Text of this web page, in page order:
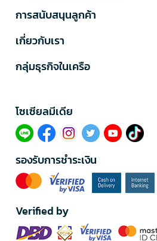
การสนับสนุนลูกค้า
เกี่ยวกับเรา
กลุ่มธุรกิจในเครือ
โซเซียลมีเดีย​
รองรับการชำระเงิน
Verified by